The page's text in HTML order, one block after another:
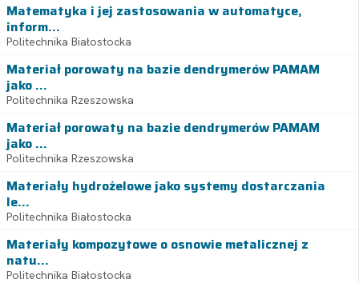
Matematyka i jej zastosowania w automatyce,
inform...
Politechnika Białostocka
Materiał porowaty na bazie dendrymerów PAMAM
jako ...
Politechnika Rzeszowska
Materiał porowaty na bazie dendrymerów PAMAM
jako ...
Politechnika Rzeszowska
Materiały hydrożelowe jako systemy dostarczania
le...
Politechnika Białostocka
Materiały kompozytowe o osnowie metalicznej z
natu...
Politechnika Białostocka